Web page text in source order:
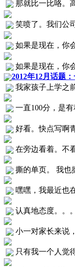
那就比一比咯。
笑喷了。我们公
如果是现在，你
如果是现在，你
2012年12月话题
我家孩子上学之
一直100分，是
好看。快点写啊
在旁边看着。不
撕的单页。 我也
嘿嘿，我最近也
认真地态度。。
小一对家长来说
只有我一个人觉